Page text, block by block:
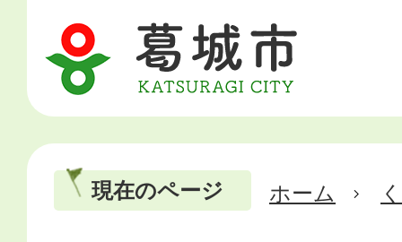
現在のページ ホーム